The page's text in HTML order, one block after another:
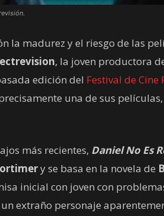
la madurez y el riesgo de las
, la joven productora
edición del Festival de Cine
una de sus
más recientes, Daniel No Es
y se basa en la novela de
inicial con joven con
extraño personaje